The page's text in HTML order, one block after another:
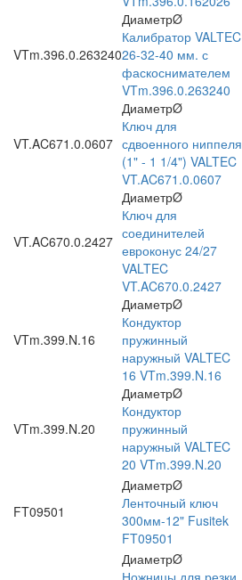
VTm.396.0.263240
ДиаметрØ
Калибратор VALTEC
26-32-40 мм. с
фаскоснимателем
VTm.396.0.263240
VT.AC671.0.0607
ДиаметрØ
Ключ для
сдвоенного ниппеля
(1" - 1 1/4") VALTEC
VT.AC671.0.0607
VT.AC670.0.2427
ДиаметрØ
Ключ для
соединителей
евроконус 24/27
VALTEC
VT.AC670.0.2427
VTm.399.N.16
ДиаметрØ
Кондуктор
пружинный
наружный VALTEC
16 VTm.399.N.16
VTm.399.N.20
ДиаметрØ
Кондуктор
пружинный
наружный VALTEC
20 VTm.399.N.20
FT09501
ДиаметрØ
Ленточный ключ
300мм-12" Fusitek
FT09501
ДиаметрØ